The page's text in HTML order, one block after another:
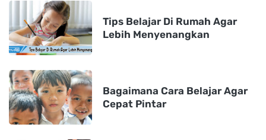
Tips Belajar Di Rumah Agar
Lebih Menyenangkan
Bagaimana Cara Belajar Agar
Cepat Pintar